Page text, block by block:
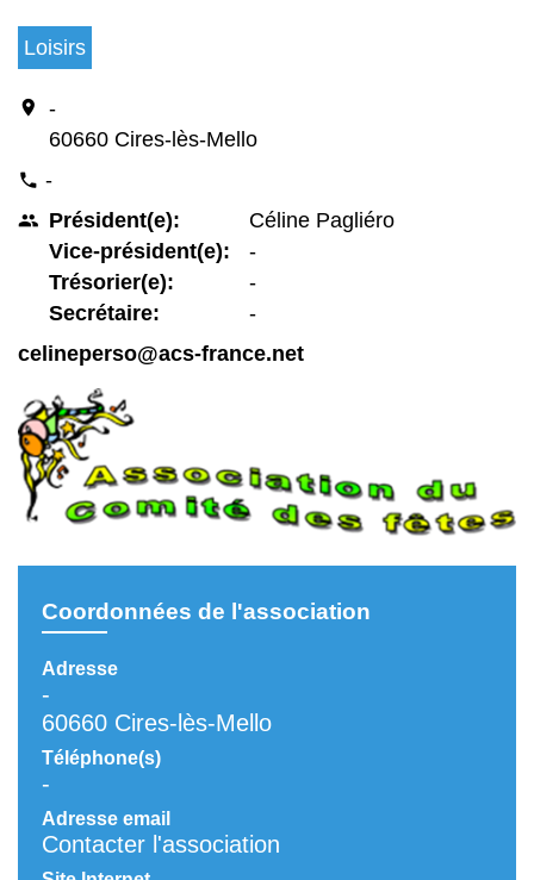
Loisirs
location_on
-
60660 Cires-lès-Mello
phone -
people Président(e):
Vice-président(e):
Trésorier(e):
Secrétaire:
Céline Pagliéro
-
-
-
celineperso@acs-france.net
Coordonnées de l'association
Adresse
-
60660 Cires-lès-Mello
Téléphone(s)
-
Adresse email
Contacter l'association